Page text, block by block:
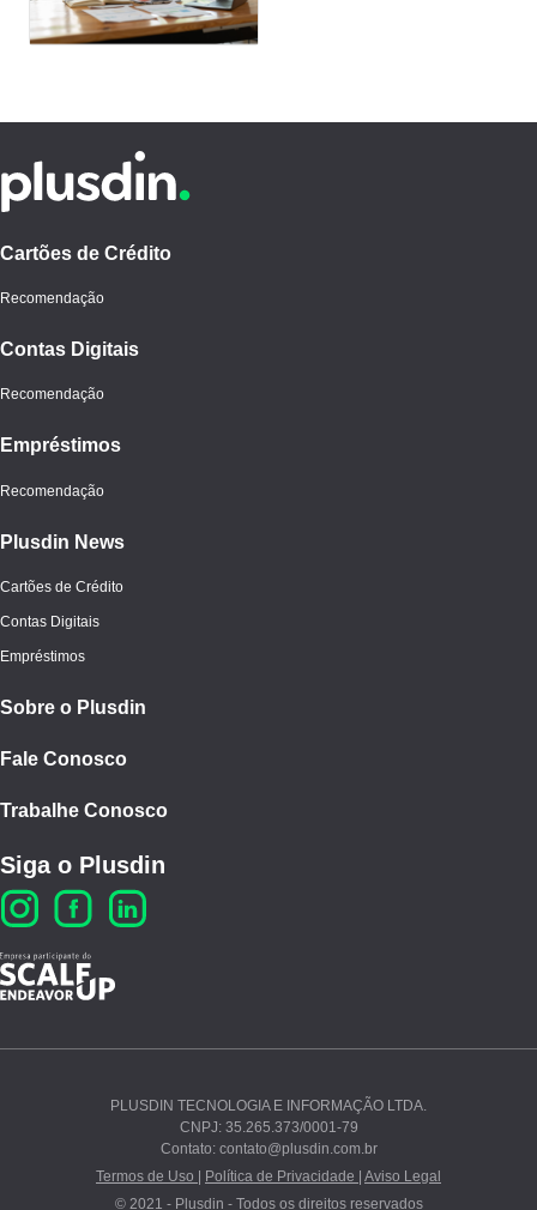
Ao continuar navegando, você concorda com nossos
ePolí­tica de Privacidade.
Cartões de Crédito
Recomendação
Contas Digitais
Recomendação
Empréstimos
Recomendação
Plusdin News
Cartões de Crédito
Contas Digitais
Empréstimos
Sobre o Plusdin
Fale Conosco
Trabalhe Conosco
Siga o Plusdin
PLUSDIN TECNOLOGIA E INFORMAÇÃO LTDA.
CNPJ: 35.265.373/0001-79
Contato: contato@plusdin.com.br
Termos de Uso |
Política de Privacidade |
Aviso Legal
© 2021 - Plusdin - Todos os direitos reservados